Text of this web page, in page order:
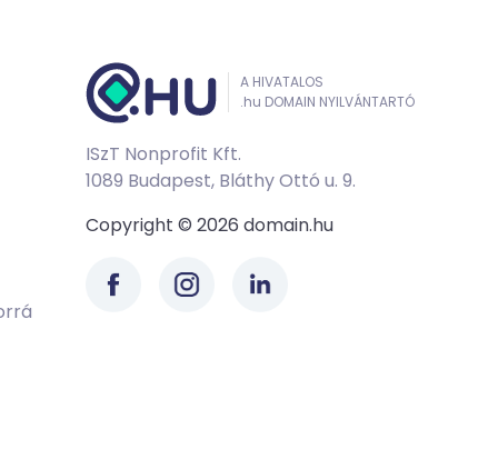
A HIVATALOS
.hu DOMAIN NYILVÁNTARTÓ
ISzT Nonprofit Kft.
1089 Budapest, Bláthy Ottó u. 9.
Copyright © 2026 domain.hu